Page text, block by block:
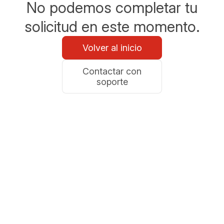
No podemos completar tu
solicitud en este momento.
Volver al inicio
Contactar con
soporte